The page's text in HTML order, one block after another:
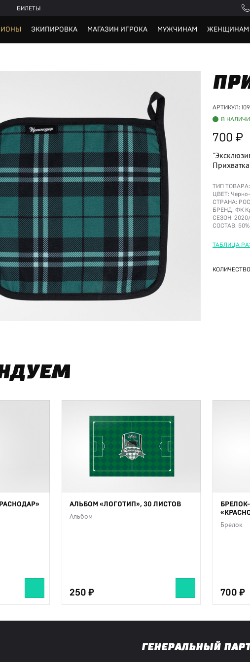
БИЛЕТЫ
ЭКИПИРОВКА МАГАЗИН ИГРОКА МУЖЧИНАМ ЖЕНЩИНАМ
АРТИКУЛ:
В
700
ТИП ТОВАРА:
ЦВЕТ:
СТРАНА:
БРЕНД: ФК
СЕЗОН:
СОСТАВ:
ТАБЛИЦА
КОЛИЧЕСТВО
АЛЬБОМ «ЛОГОТИП», 30 ЛИСТОВ
Альбом
250
Брелок
700
ГЕНЕРАЛЬНЫЙ